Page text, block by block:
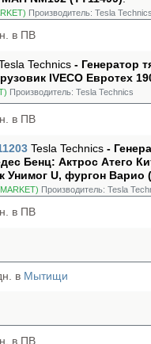
Производитель:Tesla Technics
в ПВ
Technics - Генератор
IVECO Евротех
Производитель: Tesla Technics
в ПВ
Tesla Technics-
Бенц: Актрос Атего
Унимог U, фургон Варио
Производитель:Tesla
в ПВ
в Мытищи
в ПВ